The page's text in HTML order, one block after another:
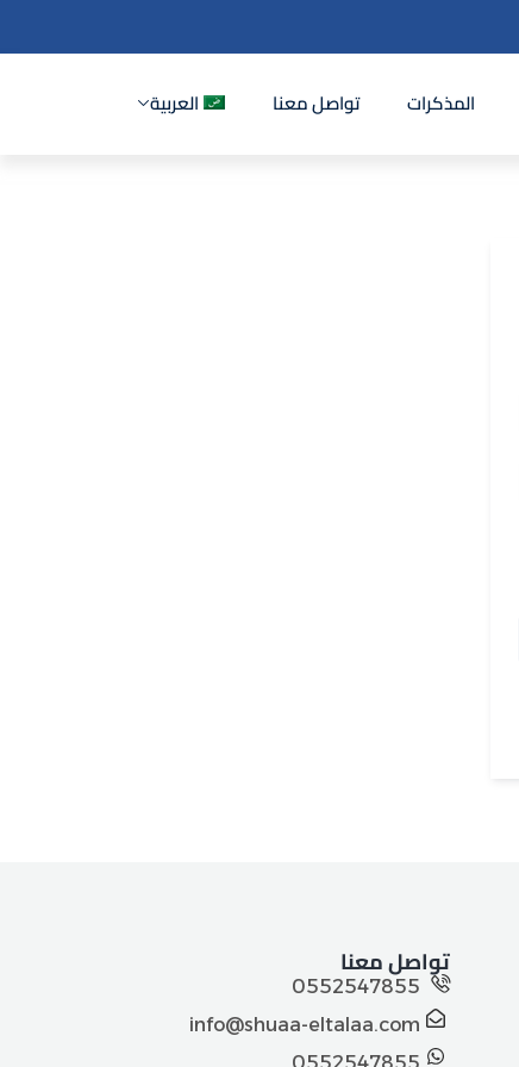
المذكرات تواصل معنا العربية
تواصل معنا
0552547855
info@shuaa-eltalaa.com